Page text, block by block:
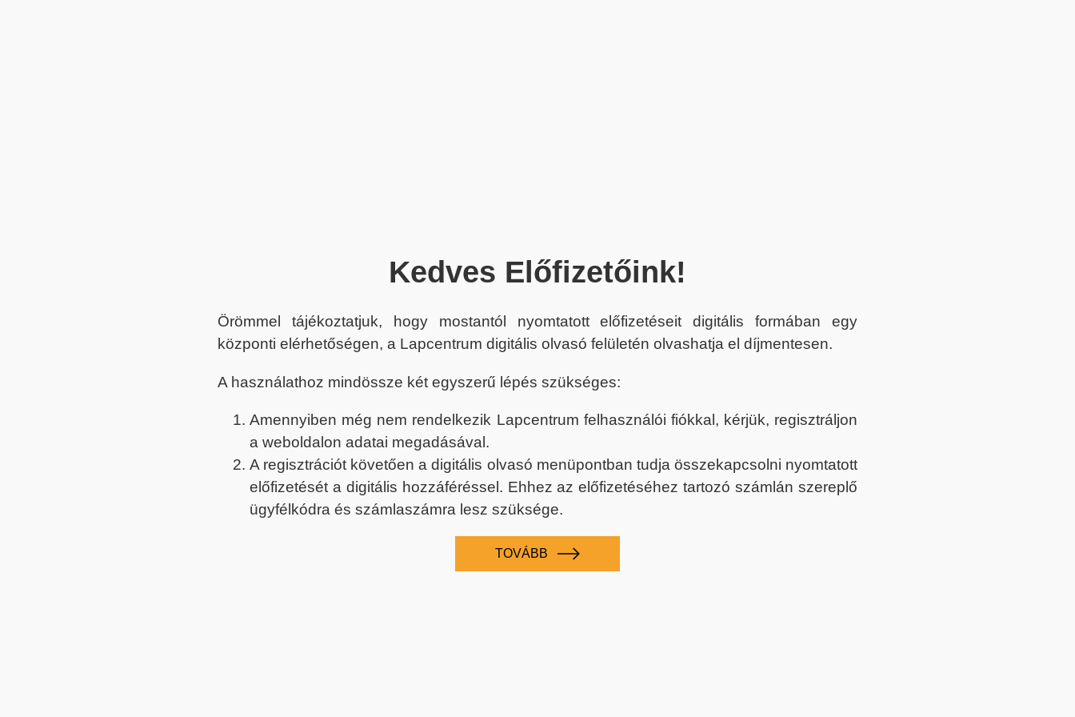
Kedves Előfizetőink!
Örömmel tájékoztatjuk, hogy mostantól nyomtatott előfizetéseit digitális formában egy
központi elérhetőségen, a Lapcentrum digitális olvasó felületén olvashatja el díjmentesen.
A használathoz mindössze két egyszerű lépés szükséges:
Amennyiben még nem rendelkezik Lapcentrum felhasználói fiókkal, kérjük, regisztráljon
a weboldalon adatai megadásával.
A regisztrációt követően a digitális olvasó menüpontban tudja összekapcsolni nyomtatott
előfizetését a digitális hozzáféréssel. Ehhez az előfizetéséhez tartozó számlán szereplő
ügyfélkódra és számlaszámra lesz szüksége.
TOVÁBB